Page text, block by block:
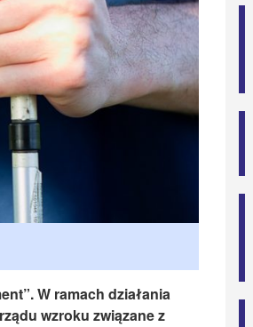
W ramach działania
wzroku związane z